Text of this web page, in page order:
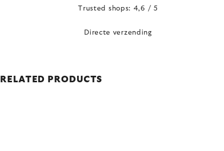
Trusted shops: 4,6 / 5
Directe verzending
RELATED PRODUCTS